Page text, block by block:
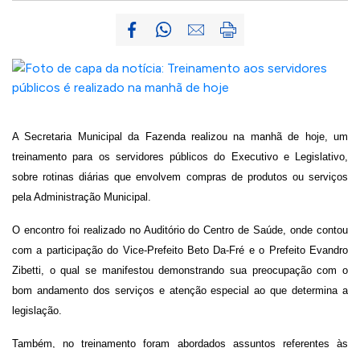
A Secretaria Municipal da Fazenda realizou na manhã de hoje, um
treinamento para os servidores públicos do Executivo e Legislativo,
sobre rotinas diárias que envolvem compras de produtos ou serviços
pela Administração Municipal.
O encontro foi realizado no Auditório do Centro de Saúde, onde contou
com a participação do Vice-Prefeito Beto Da-Fré e o Prefeito Evandro
Zibetti, o qual se manifestou demonstrando sua preocupação com o
bom andamento dos serviços e atenção especial ao que determina a
legislação.
Também, no treinamento foram abordados assuntos referentes às